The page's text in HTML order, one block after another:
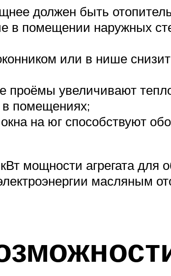
должен быть
в помещении наружных
или в нише
проёмы увеличивают
в помещениях;
на юг способствуют
мощности агрегата для
масляным